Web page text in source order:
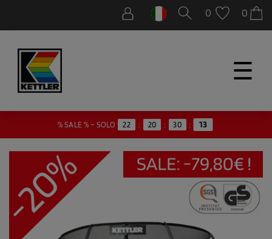
0 0
☰
% SALE % – SOLO 22 : 20 : 30 : 13